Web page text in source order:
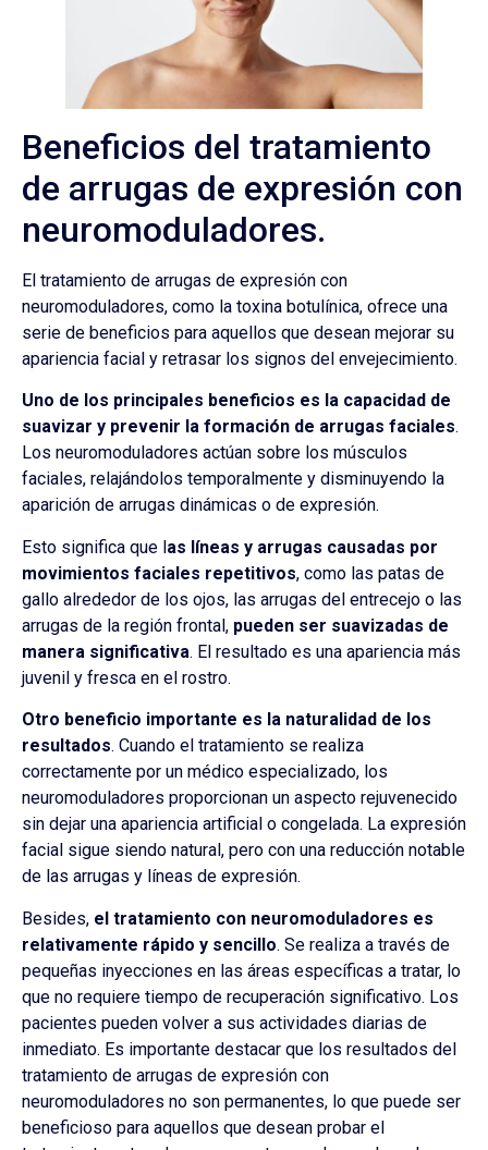
Beneficios del tratamiento
de arrugas de expresión con
neuromoduladores.
El tratamiento de arrugas de expresión con
neuromoduladores, como la toxina botulínica, ofrece una
serie de beneficios para aquellos que desean mejorar su
apariencia facial y retrasar los signos del envejecimiento.
Uno de los principales beneficios es la capacidad de
suavizar y prevenir la formación de arrugas faciales.
Los neuromoduladores actúan sobre los músculos
faciales, relajándolos temporalmente y disminuyendo la
aparición de arrugas dinámicas o de expresión.
Esto significa que las líneas y arrugas causadas por
movimientos faciales repetitivos, como las patas de
gallo alrededor de los ojos, las arrugas del entrecejo o las
arrugas de la región frontal, pueden ser suavizadas de
manera significativa. El resultado es una apariencia más
juvenil y fresca en el rostro.
Otro beneficio importante es la naturalidad de los
resultados. Cuando el tratamiento se realiza
correctamente por un médico especializado, los
neuromoduladores proporcionan un aspecto rejuvenecido
sin dejar una apariencia artificial o congelada. La expresión
facial sigue siendo natural, pero con una reducción notable
de las arrugas y líneas de expresión.
Besides, el tratamiento con neuromoduladores es
relativamente rápido y sencillo. Se realiza a través de
pequeñas inyecciones en las áreas específicas a tratar, lo
que no requiere tiempo de recuperación significativo. Los
pacientes pueden volver a sus actividades diarias de
inmediato. Es importante destacar que los resultados del
tratamiento de arrugas de expresión con
neuromoduladores no son permanentes, lo que puede ser
beneficioso para aquellos que desean probar el